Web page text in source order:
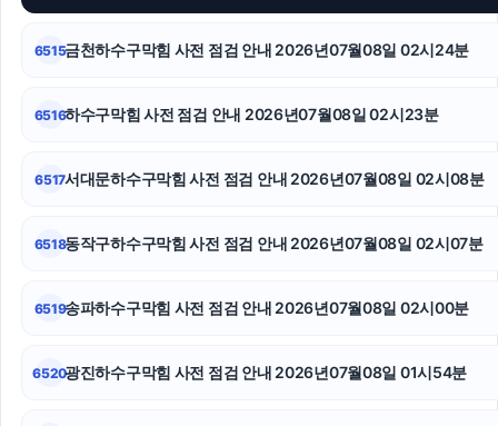
부천이혼전문변호사
레이 EV 장기렌트
폰테크
울산치과
인스타 좋아요
6515금천하수구막힘 사전 점검 안내 2026년07월08일 02시24분
6516하수구막힘 사전 점검 안내 2026년07월08일 02시23분
6517서대문하수구막힘 사전 점검 안내 2026년07월08일 02시08분
6518동작구하수구막힘 사전 점검 안내 2026년07월08일 02시07분
6519송파하수구막힘 사전 점검 안내 2026년07월08일 02시00분
6520광진하수구막힘 사전 점검 안내 2026년07월08일 01시54분